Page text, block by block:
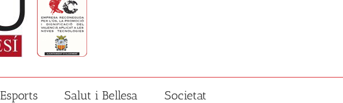
Esports Salut i Bellesa Societat